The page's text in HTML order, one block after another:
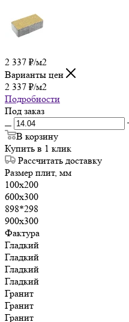
2 337 ₽/м2
Варианты цен
2 337 ₽/м2
Подробности
Под заказ
В корзину
Купить в 1 клик
Рассчитать доставку
Размер плит, мм
100х200
600х300
898*298
900х300
Фактура
Гладкий
Гладкий
Гладкий
Гладкий
Гранит
Гранит
Гранит